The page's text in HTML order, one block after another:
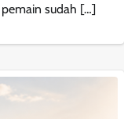
sudah […]